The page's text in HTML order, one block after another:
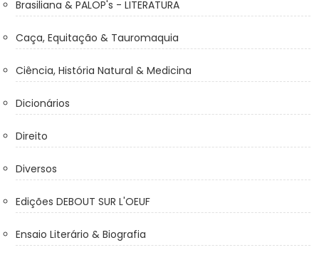
Brasiliana & PALOP's - LITERATURA
Caça, Equitação & Tauromaquia
Ciência, História Natural & Medicina
Dicionários
Direito
Diversos
Edições DEBOUT SUR L'OEUF
Ensaio Literário & Biografia